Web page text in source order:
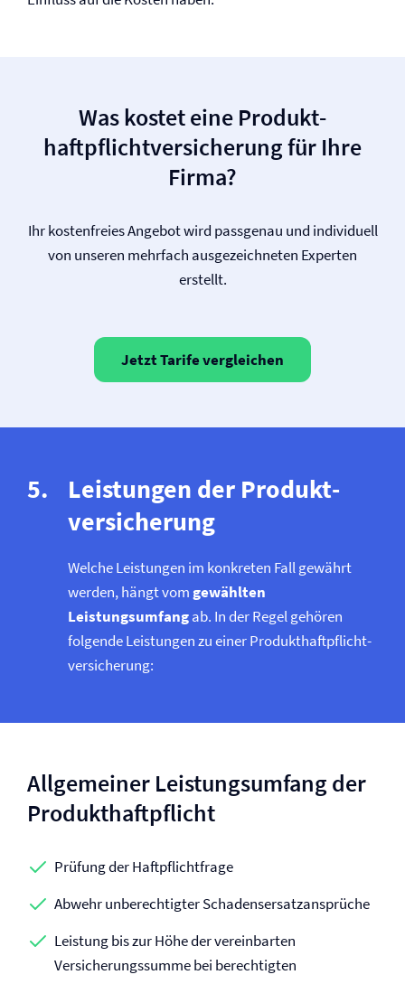
Was kostet eine Produkt­
haftpflicht­versicherung für Ihre
Firma?
Ihr kostenfreies Angebot wird passgenau und individuell
von unseren mehrfach ausgezeichneten Experten
erstellt.
Jetzt Tarife vergleichen
Leistungen der Produkt­
versicherung
Welche Leistungen im konkreten Fall gewährt
werden, hängt vomgewählten
Leistungsumfangab. In der Regel gehören
folgende Leistungen zu einer Produkt­­haftpflicht­
versicherung:
Allgemeiner Leistungsumfang der
Produkt­haftpflicht
Prüfung der Haftpflichtfrage
Abwehr unberechtigter Schadensersatzansprüche
Leistung bis zur Höhe der vereinbarten
Versicherungssumme bei berechtigten